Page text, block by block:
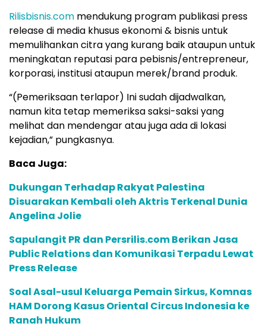
Rilisbisnis.com mendukung program publikasi press
release di media khusus ekonomi & bisnis untuk
memulihankan citra yang kurang baik ataupun untuk
meningkatan reputasi para pebisnis/entrepreneur,
korporasi, institusi ataupun merek/brand produk.
“(Pemeriksaan terlapor) Ini sudah dijadwalkan,
namun kita tetap memeriksa saksi-saksi yang
melihat dan mendengar atau juga ada di lokasi
kejadian,” pungkasnya.
Baca Juga:
Dukungan Terhadap Rakyat Palestina
Disuarakan Kembali oleh Aktris Terkenal Dunia
Angelina Jolie
Sapulangit PR dan Persrilis.com Berikan Jasa
Public Relations dan Komunikasi Terpadu Lewat
Press Release
Soal Asal-usul Keluarga Pemain Sirkus, Komnas
HAM Dorong Kasus Oriental Circus Indonesia ke
Ranah Hukum